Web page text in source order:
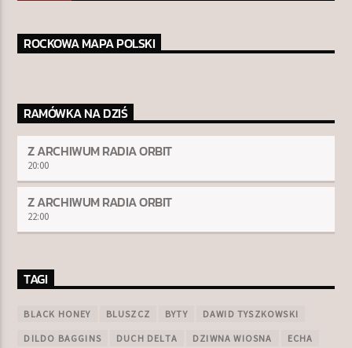
ROCKOWA MAPA POLSKI
RAMÓWKA NA DZIŚ
Z ARCHIWUM RADIA ORBIT
20:00
Z ARCHIWUM RADIA ORBIT
22:00
TAGI
BLACK HONEY BLUSZCZ BYTY DAWID TYSZKOWSKI
DILDO BAGGINS DUCH DELTA DZIWNA WIOSNA ECHA